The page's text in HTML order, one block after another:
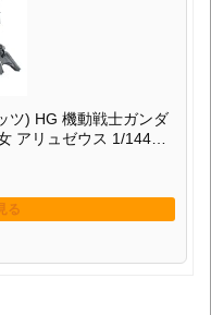
ツ) HG 機動戦士ガンダ
アリュゼウス 1/144ス